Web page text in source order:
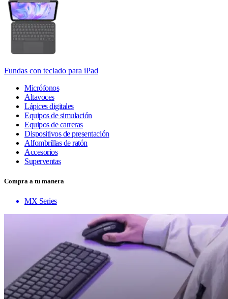
Fundas con teclado para iPad
Micrófonos
Altavoces
Lápices digitales
Equipos de simulación
Equipos de carreras
Dispositivos de presentación
Alfombrillas de ratón
Accesorios
Superventas
Compra a tu manera
MX Series